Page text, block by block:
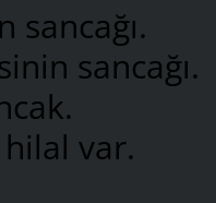
sancağı.
sancağı.
var.